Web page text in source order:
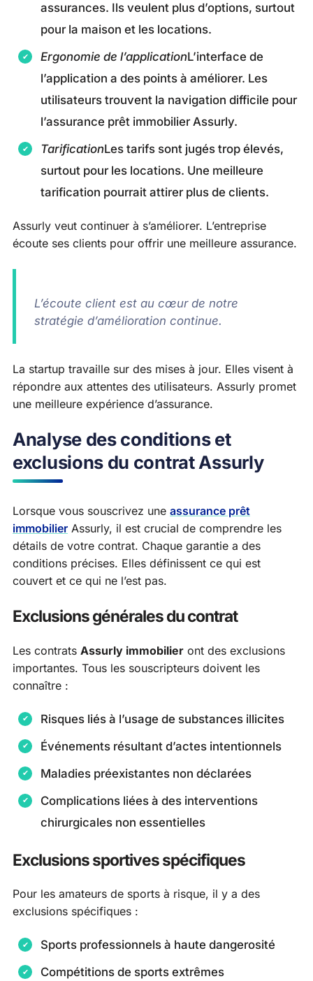
assurances. Ils veulent plus d’options, surtout
pour la maison et les locations.
Ergonomie de l’applicationL’interface de
l’application a des points à améliorer. Les
utilisateurs trouvent la navigation difficile pour
l’assurance prêt immobilier Assurly.
TarificationLes tarifs sont jugés trop élevés,
surtout pour les locations. Une meilleure
tarification pourrait attirer plus de clients.
Assurly veut continuer à s’améliorer. L’entreprise
écoute ses clients pour offrir une meilleure assurance.
L’écoute client est au cœur de notre
stratégie d’amélioration continue.
La startup travaille sur des mises à jour. Elles visent à
répondre aux attentes des utilisateurs. Assurly promet
une meilleure expérience d’assurance.
Analyse des conditions et
exclusions du contrat Assurly
Lorsque vous souscrivez une assurance prêt
immobilier Assurly, il est crucial de comprendre les
détails de votre contrat. Chaque garantie a des
conditions précises. Elles définissent ce qui est
couvert et ce qui ne l’est pas.
Exclusions générales du contrat
Les contrats Assurly immobilier ont des exclusions
importantes. Tous les souscripteurs doivent les
connaître :
Risques liés à l’usage de substances illicites
Événements résultant d’actes intentionnels
Maladies préexistantes non déclarées
Complications liées à des interventions
chirurgicales non essentielles
Exclusions sportives spécifiques
Pour les amateurs de sports à risque, il y a des
exclusions spécifiques :
Sports professionnels à haute dangerosité
Compétitions de sports extrêmes